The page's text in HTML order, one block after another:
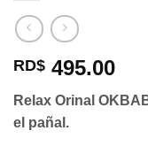
RD$ 495.00
Relax Orinal
el pañal.